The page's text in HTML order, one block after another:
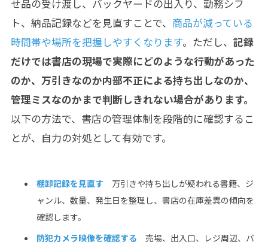
せ品の受け渡し、バックヤードの出入り、勤務シフ
ト、納品記録などを見直すことで、 商品が減っている
時間帯や場所を把握しやすくなります。ただし、 記録
だけでは書店の現場で実際にどのような行動があった
のか、万引きなのか内部不正による持ち出しなのか、
管理ミスなのかまで判断しきれない場合があります。
以下の方法で、書店の管理体制を段階的に確認するこ
とが、自力の対処として有効です。
棚卸記録を見直す 万引きや持ち出しが疑われる書籍、ジ
ャンル、数量、発生日を整理し、書店の在庫差異の傾向を
確認します。
防犯カメラ映像を確認する 売場、出入口、レジ周辺、バ